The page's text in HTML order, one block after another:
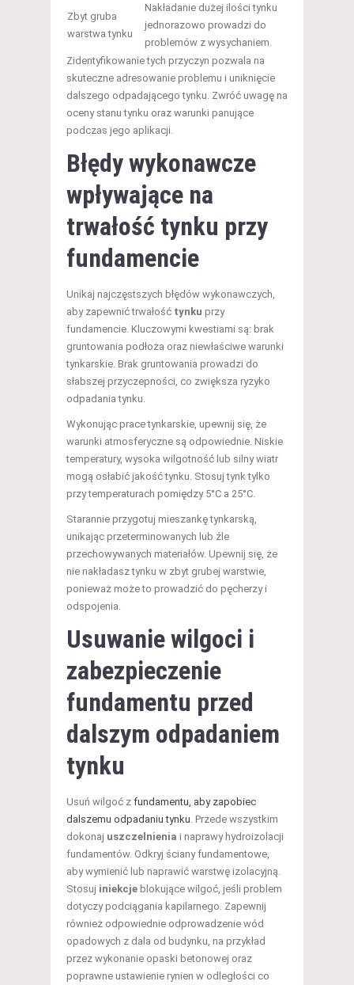
Zbyt gruba
warstwa tynku
Nakładanie dużej ilości tynku
jednorazowo prowadzi do
problemów z wysychaniem.
Zidentyfikowanie tych przyczyn pozwala na
skuteczne adresowanie problemu i uniknięcie
dalszego odpadającego tynku. Zwróć uwagę na
oceny stanu tynku oraz warunki panujące
podczas jego aplikacji.
Błędy wykonawcze
wpływające na
trwałość tynku przy
fundamencie
Unikaj najczęstszych błędów wykonawczych,
aby zapewnić trwałość tynku przy
fundamencie. Kluczowymi kwestiami są: brak
gruntowania podłoża oraz niewłaściwe warunki
tynkarskie. Brak gruntowania prowadzi do
słabszej przyczepności, co zwiększa ryzyko
odpadania tynku.
Wykonując prace tynkarskie, upewnij się, że
warunki atmosferyczne są odpowiednie. Niskie
temperatury, wysoka wilgotność lub silny wiatr
mogą osłabić jakość tynku. Stosuj tynk tylko
przy temperaturach pomiędzy 5°C a 25°C.
Starannie przygotuj mieszankę tynkarską,
unikając przeterminowanych lub źle
przechowywanych materiałów. Upewnij się, że
nie nakładasz tynku w zbyt grubej warstwie,
ponieważ może to prowadzić do pęcherzy i
odspojenia.
Usuwanie wilgoci i
zabezpieczenie
fundamentu przed
dalszym odpadaniem
tynku
Usuń wilgoć z fundamentu, aby zapobiec
dalszemu odpadaniu tynku . Przede wszystkim
dokonaj uszczelnienia i naprawy hydroizolacji
fundamentów. Odkryj ściany fundamentowe,
aby wymienić lub naprawić warstwę izolacyjną.
Stosuj iniekcje blokujące wilgoć, jeśli problem
dotyczy podciągania kapilarnego. Zapewnij
również odpowiednie odprowadzenie wód
opadowych z dala od budynku, na przykład
przez wykonanie opaski betonowej oraz
poprawne ustawienie rynien w odległości co